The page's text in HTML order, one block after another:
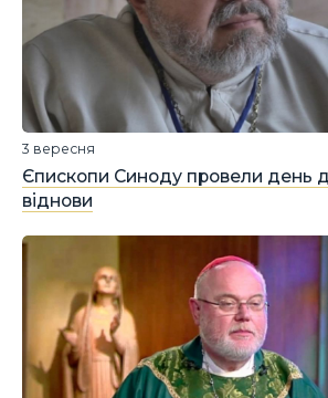
Єпископи Синоду провели день
віднови
3 вересня